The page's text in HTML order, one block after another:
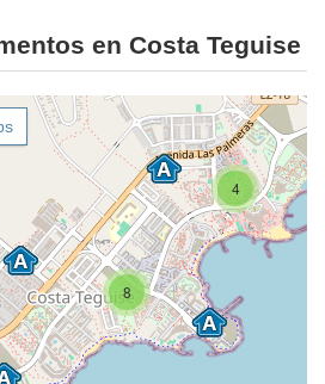
en Costa Teguise
8
4